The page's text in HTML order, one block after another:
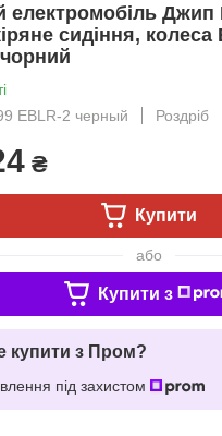
електромобіль Джип
сидіння, колеса
EBLR-2 черный
Роздріб
₴
Купити
або
Купити з
купити з Пром?
під захистом